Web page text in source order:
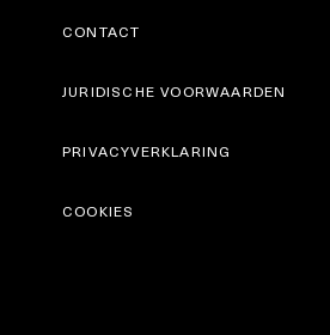
CONTACT
JURIDISCHE VOORWAARDEN
PRIVACYVERKLARING
COOKIES